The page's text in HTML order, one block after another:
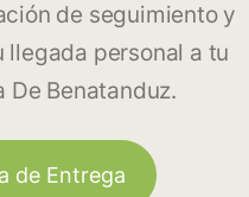
de seguimiento y
personal a tu
De Benatanduz.
de Entrega